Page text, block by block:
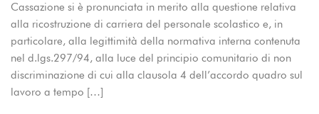
Cassazione si è pronunciata in merito alla questione relativa
alla ricostruzione di carriera del personale scolastico e, in
particolare, alla legittimità della normativa interna contenuta
nel d.lgs.297/94, alla luce del principio comunitario di non
discriminazione di cui alla clausola 4 dell’accordo quadro sul
lavoro a tempo […]